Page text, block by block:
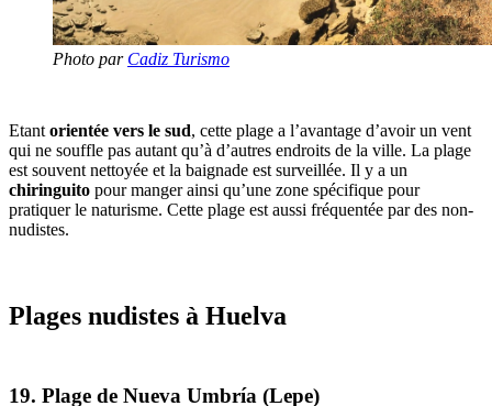
Photo par Cadiz Turismo
Etant orientée vers le sud, cette plage a l’avantage d’avoir un vent
qui ne souffle pas autant qu’à d’autres endroits de la ville. La plage
est souvent nettoyée et la baignade est surveillée. Il y a un
chiringuito pour manger ainsi qu’une zone spécifique pour
pratiquer le naturisme. Cette plage est aussi fréquentée par des non-
nudistes.
Plages nudistes à Huelva
19. Plage de Nueva Umbría (Lepe)